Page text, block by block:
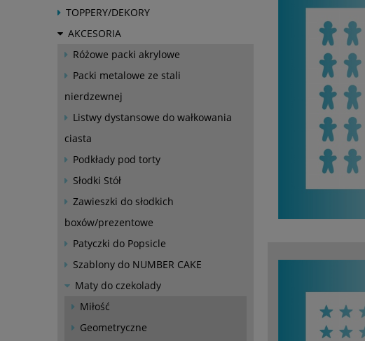
TOPPERY/DEKORY
AKCESORIA
Różowe packi akrylowe
Packi metalowe ze stali
nierdzewnej
Listwy dystansowe do wałkowania
ciasta
Podkłady pod torty
Słodki Stół
Zawieszki do słodkich
boxów/prezentowe
Patyczki do Popsicle
Szablony do NUMBER CAKE
Maty do czekolady
Miłość
Geometryczne